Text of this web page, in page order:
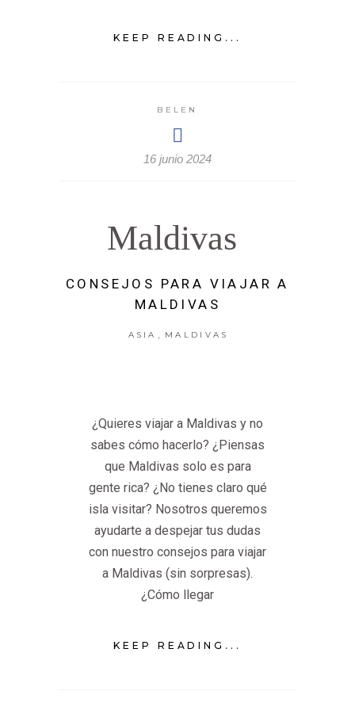
KEEP READING...
BELEN
16 junio 2024
Maldivas
CONSEJOS PARA VIAJAR A
MALDIVAS
ASIA , MALDIVAS
¿Quieres viajar a Maldivas y no
sabes cómo hacerlo? ¿Piensas
que Maldivas solo es para
gente rica? ¿No tienes claro qué
isla visitar? Nosotros queremos
ayudarte a despejar tus dudas
con nuestro consejos para viajar
a Maldivas (sin sorpresas).
¿Cómo llegar
KEEP READING...